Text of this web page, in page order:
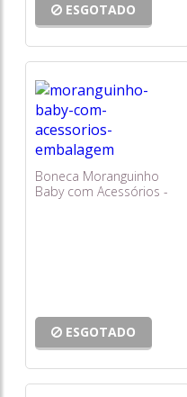
ESGOTADO
Boneca Moranguinho
Baby com Acessórios -
ESGOTADO